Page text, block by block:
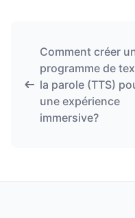
Comment créer
programme de
la parole (TTS)
une expérience
immersive?